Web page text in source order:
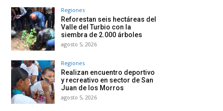
Regiones
Reforestan seis hectáreas del
Valle del Turbio con la
siembra de 2.000 árboles
agosto 5, 2026
Regiones
Realizan encuentro deportivo
y recreativo en sector de San
Juan de los Morros
agosto 5, 2026